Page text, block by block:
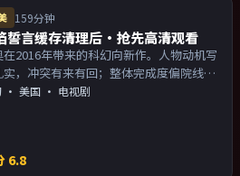
159分钟
誓言缓存清理后·抢先高清观看
在2016年带来的科幻向新作。人物动机写
实，冲突有来有回；整体完成度偏院线质
演以演技派为主，适合喜欢强叙事与人
· 美国 · 电视剧
6.8